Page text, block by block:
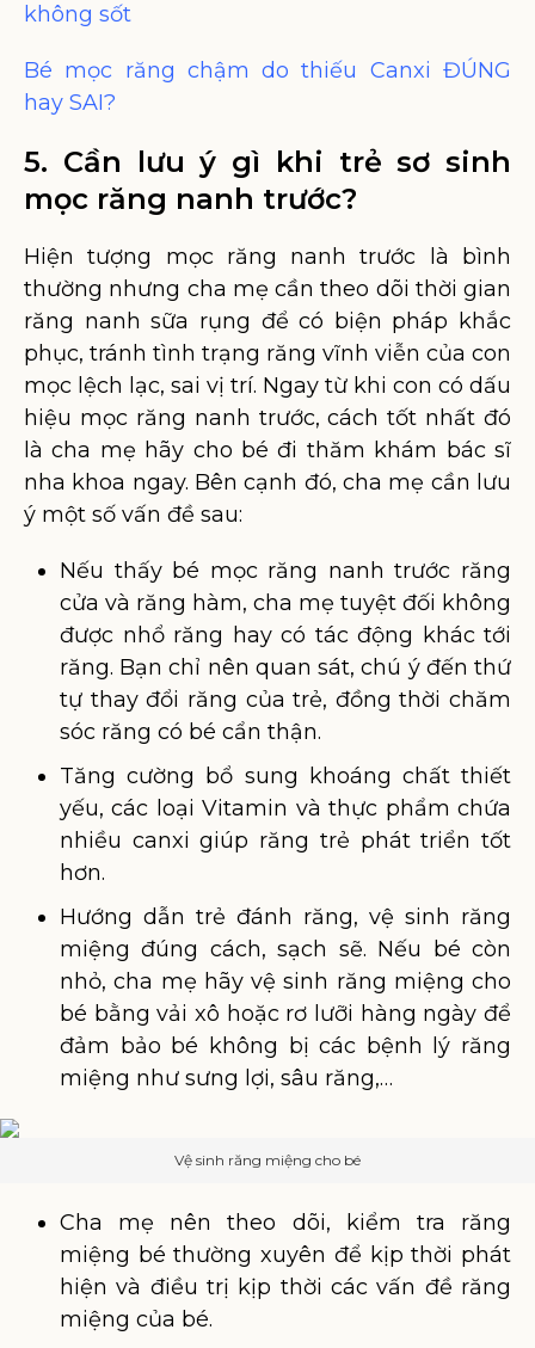
không sốt
Bé mọc răng chậm do thiếu Canxi ĐÚNG
hay SAI?
5. Cần lưu ý gì khi trẻ sơ sinh
mọc răng nanh trước?
Hiện tượng mọc răng nanh trước là bình
thường nhưng cha mẹ cần theo dõi thời gian
răng nanh sữa rụng để có biện pháp khắc
phục, tránh tình trạng răng vĩnh viễn của con
mọc lệch lạc, sai vị trí. Ngay từ khi con có dấu
hiệu mọc răng nanh trước, cách tốt nhất đó
là cha mẹ hãy cho bé đi thăm khám bác sĩ
nha khoa ngay. Bên cạnh đó, cha mẹ cần lưu
ý một số vấn đề sau:
Nếu thấy bé mọc răng nanh trước răng
cửa và răng hàm, cha mẹ tuyệt đối không
được nhổ răng hay có tác động khác tới
răng. Bạn chỉ nên quan sát, chú ý đến thứ
tự thay đổi răng của trẻ, đồng thời chăm
sóc răng có bé cẩn thận.
Tăng cường bổ sung khoáng chất thiết
yếu, các loại Vitamin và thực phẩm chứa
nhiều canxi giúp răng trẻ phát triển tốt
hơn.
Hướng dẫn trẻ đánh răng, vệ sinh răng
miệng đúng cách, sạch sẽ. Nếu bé còn
nhỏ, cha mẹ hãy vệ sinh răng miệng cho
bé bằng vải xô hoặc rơ lưỡi hàng ngày để
đảm bảo bé không bị các bệnh lý răng
miệng như sưng lợi, sâu răng,…
Vệ sinh răng miệng cho bé
Cha mẹ nên theo dõi, kiểm tra răng
miệng bé thường xuyên để kịp thời phát
hiện và điều trị kịp thời các vấn đề răng
miệng của bé.